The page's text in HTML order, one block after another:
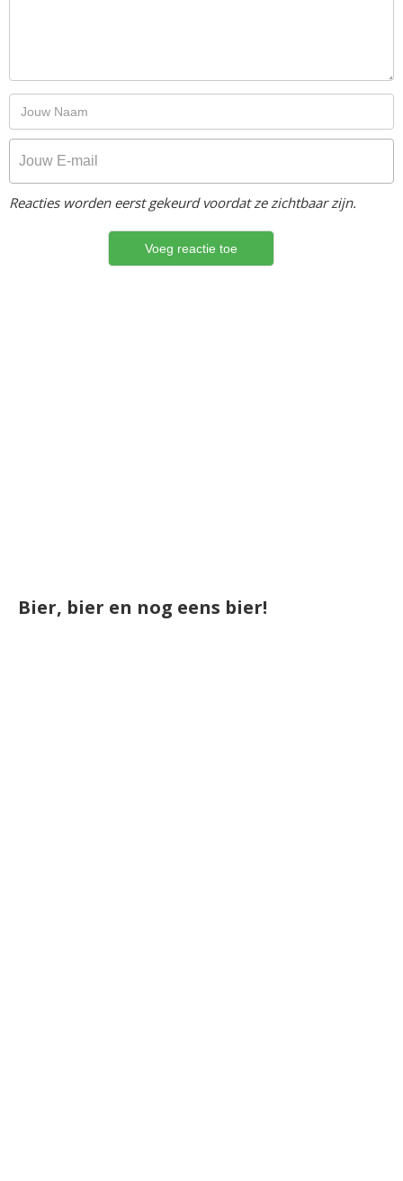
Reacties worden eerst gekeurd voordat ze zichtbaar zijn.
Bier, bier en nog eens bier!